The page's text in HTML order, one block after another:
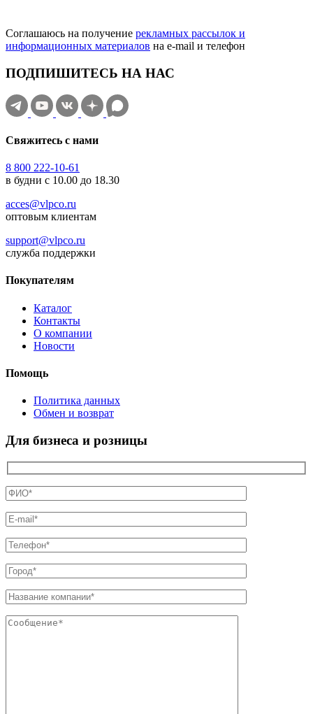
Соглашаюсь на получение рекламных рассылок и
информационных материалов на e‑mail и телефон
ПОДПИШИТЕСЬ НА НАС
Свяжитесь с нами
8 800 222-10-61
в будни с 10.00 до 18.30
acces@vlpco.ru
оптовым клиентам
support@vlpco.ru
служба поддержки
Покупателям
Каталог
Контакты
О компании
Новости
Помощь
Политика данных
Обмен и возврат
Для бизнеса и розницы